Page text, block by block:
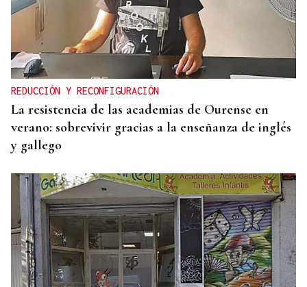
REDUCCIÓN Y RECONFIGURACIÓN
La resistencia de las academias de Ourense en
verano: sobrevivir gracias a la enseñanza de inglés
y gallego